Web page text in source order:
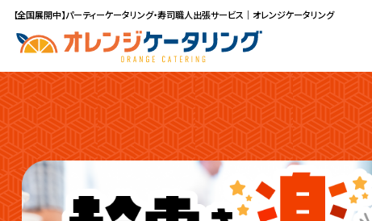
【全国展開中】パーティーケータリング・寿司職人出張サービス｜オレンジケータリング